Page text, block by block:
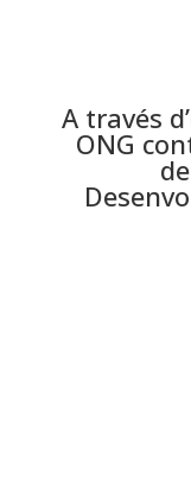
A través
ONG